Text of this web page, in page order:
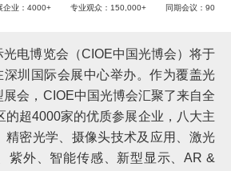
企业：4000+ 专业观众：150,000+ 同期会议：90
电博览会（CIOE中国光博会）将于
深圳国际会展中心举办。作为覆盖光
会，CIOE中国光博会汇聚了来自全
的超4000家的优质参展企业，八大主
精密光学、摄像头技术及应用、激光
紫外、智能传感、新型显示、AR &